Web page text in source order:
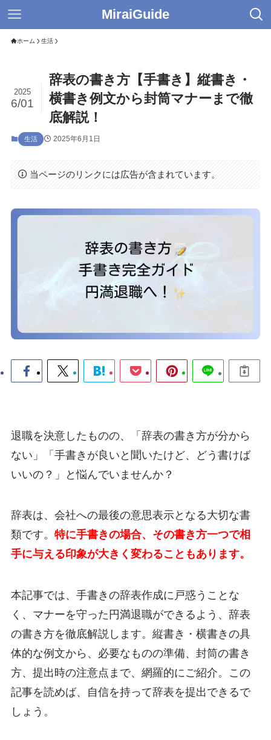
MiraiGuide
ホーム 生活
辞表の書き方【手書き】縦書き・
横書き例文から封筒マナーまで徹
底解説！
2025
6/01
生活 2025年6月1日
当ページのリンクには広告が含まれています。
退職を決意したものの、「辞表の書き方が分から
ない」「手書きが良いと聞いたけど、どう書けば
いいの？」と悩んでいませんか？
辞表は、会社への最後の意思表示となる大切な書
類です。 特に手書きの場合、その書き方一つで相
手に与える印象が大きく変わることもあります。
本記事では、手書きの辞表作成に戸惑うことな
く、マナーを守った円満退職ができるよう、辞表
の書き方を徹底解説します。縦書き・横書きの具
体的な例文から、必要なものの準備、封筒の書き
方、提出時の注意点まで、網羅的にご紹介。この
記事を読めば、自信を持って辞表を提出できるで
しょう。